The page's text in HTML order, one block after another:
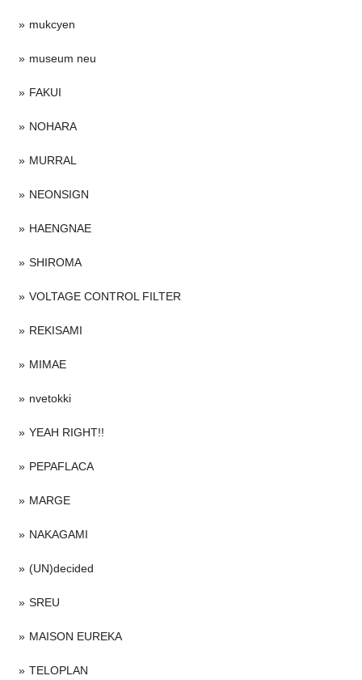
mukcyen
museum neu
FAKUI
NOHARA
MURRAL
NEONSIGN
HAENGNAE
SHIROMA
VOLTAGE CONTROL FILTER
REKISAMI
MIMAE
nvetokki
YEAH RIGHT!!
PEPAFLACA
MARGE
NAKAGAMI
(UN)decided
SREU
MAISON EUREKA
TELOPLAN